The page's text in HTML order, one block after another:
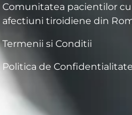
Comunitatea pacientilor cu
afectiuni tiroidiene din
Termenii si Conditii
Politica de Confidentialitate